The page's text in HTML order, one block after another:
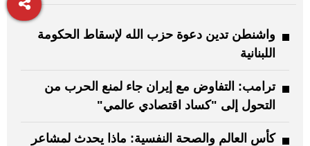
واشنطن تدين دعوة حزب الله لإسقاط الحكومة
اللبنانية
ترامب: التفاوض مع إيران جاء لمنع الحرب من
التحول إلى "كساد اقتصادي عالمي"
كأس العالم والصحة النفسية: ماذا يحدث لمشاعر